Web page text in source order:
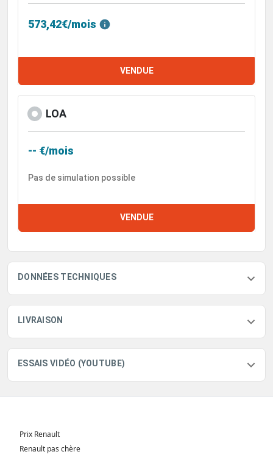
573,42€/mois
VENDUE
LOA
-- €/mois
Pas de simulation possible
VENDUE
DONNÉES TECHNIQUES
LIVRAISON
ESSAIS VIDÉO (YOUTUBE)
Prix Renault
Renault pas chère